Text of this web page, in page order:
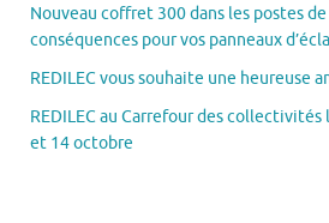
Nouveau coffret 300 dans les postes
conséquences pour vos panneaux
REDILEC vous souhaite une heureuse
REDILEC au Carrefour des collectivités
et 14 octobre